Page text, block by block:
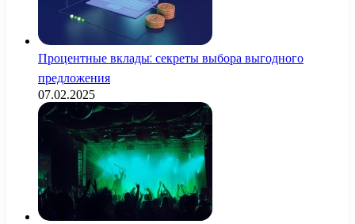
Процентные вклады: секреты выбора выгодного
предложения
07.02.2025